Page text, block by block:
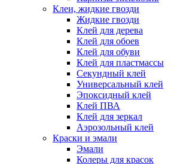
Клеи, жидкие гвозди
Жидкие гвозди
Клей для дерева
Клей для обоев
Клей для обуви
Клей для пластмассы
Секундный клей
Универсальный клей
Эпоксидный клей
Клей ПВА
Клей для зеркал
Аэрозольный клей
Краски и эмали
Эмали
Колеры для красок